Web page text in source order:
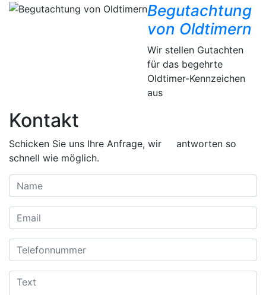
Begutachtung
von Oldtimern
Wir stellen Gutachten
für das begehrte
Oldtimer-Kennzeichen
aus
Kontakt
Schicken Sie uns Ihre Anfrage, wir antworten so
schnell wie möglich.